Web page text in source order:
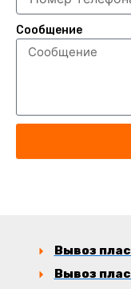
Сообщение
Вывоз
Вывоз